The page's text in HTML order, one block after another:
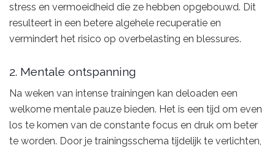
stress en vermoeidheid die ze hebben opgebouwd. Dit
resulteert in een betere algehele recuperatie en
vermindert het risico op overbelasting en blessures.
2. Mentale ontspanning
Na weken van intense trainingen kan deloaden een
welkome mentale pauze bieden. Het is een tijd om even
los te komen van de constante focus en druk om beter
te worden. Door je trainingsschema tijdelijk te verlichten,